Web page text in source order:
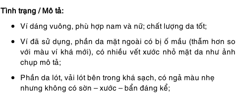
Tình trạng / Mô tả:
Ví dáng vuông, phù hợp nam và nữ; chất lượng da tốt;
Ví đã sử dụng, phần da mặt ngoài có bị ố mầu (thẫm hơn so
với màu ví khá mới), có nhiều vết xước nhỏ mặt da như ảnh
chụp mô tả;
Phần da lót, vải lót bên trong khá sạch, có ngả màu nhẹ
nhưng không có sờn – xước – bẩn đáng kể;